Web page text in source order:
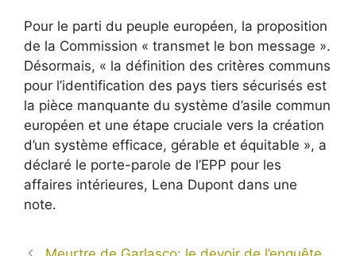
Pour le parti du peuple européen, la proposition
de la Commission « transmet le bon message ».
Désormais, « la définition des critères communs
pour l’identification des pays tiers sécurisés est
la pièce manquante du système d’asile commun
européen et une étape cruciale vers la création
d’un système efficace, gérable et équitable », a
déclaré le porte-parole de l’EPP pour les
affaires intérieures, Lena Dupont dans une
note.